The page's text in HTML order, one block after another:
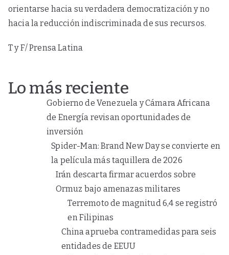
orientarse hacia su verdadera democratización y no
hacia la reducción indiscriminada de sus recursos.
T y F/ Prensa Latina
Lo más reciente
Gobierno de Venezuela y Cámara Africana
de Energía revisan oportunidades de
inversión
Spider-Man: Brand New Day se convierte en
la película más taquillera de 2026
Irán descarta firmar acuerdos sobre
Ormuz bajo amenazas militares
Terremoto de magnitud 6,4 se registró
en Filipinas
China aprueba contramedidas para seis
entidades de EEUU